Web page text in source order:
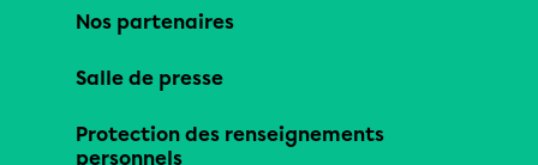
Nos partenaires
Salle de presse
Protection des renseignements
personnels